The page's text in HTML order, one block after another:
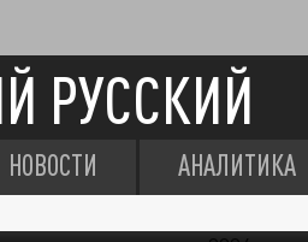
РУССКИЙ
НОВОСТИ АНАЛИТИКА